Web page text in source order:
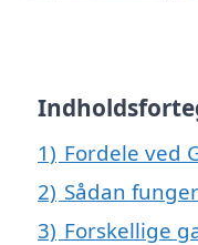
1) Fordele ved
2) Sådan
3) Forskellige